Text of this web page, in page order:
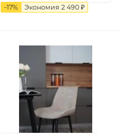
-17% Экономия 2 490₽